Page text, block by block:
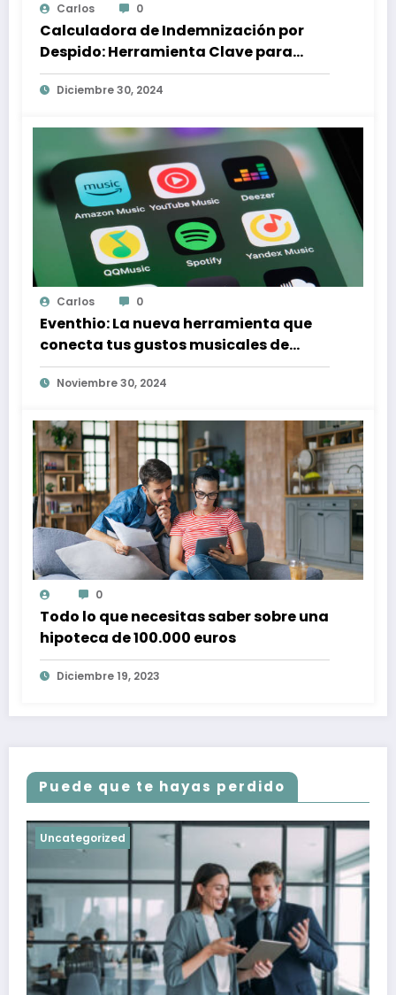
Carlos 0
Calculadora de Indemnización por
Despido: Herramienta Clave para
Proteger tus Derechos Laborales
Diciembre 30, 2024
Carlos 0
Eventhio: La nueva herramienta que
conecta tus gustos musicales de
Spotify con conciertos en tu zona
Noviembre 30, 2024
0
Todo lo que necesitas saber sobre una
hipoteca de 100.000 euros
Diciembre 19, 2023
Puede que te hayas perdido
Uncategorized